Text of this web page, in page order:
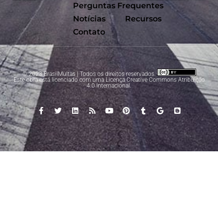
Perguntas Frequentes
Notícias
Recursos
Contato
© 2023 BrasilMultas | Todos os direitos reservados.
Este obra está licenciado com uma LicençaCreative Commons Atribuição
4.0 Internacional .